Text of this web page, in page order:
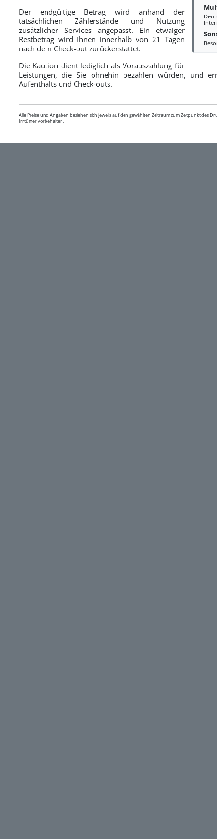
Der endgültige Betrag wird anhand der
tatsächlichen Zählerstände und Nutzung
zusätzlicher Services angepasst. Ein etwaiger
Restbetrag wird Ihnen innerhalb von 21 Tagen
nach dem Check-out zurückerstattet.
Die Kaution dient lediglich als Vorauszahlung für
Leistungen, die Sie ohnehin bezahlen würden, und
Aufenthalts und Check-outs.
Alle Preise und Angaben beziehen sich jeweils auf den gewählten Zeitraum zum Zeitpunkt des
Irrtümer vorbehalten.